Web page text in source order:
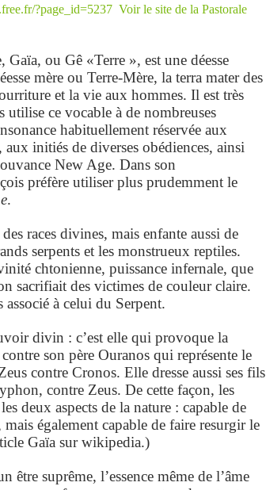
?page_id=5237 Voir le site de la Pastorale
ou Gê «Terre », est une déesse
mère ou Terre-Mère, la terra mater des
et la vie aux hommes. Il est très
utilise ce vocable à de nombreuses
habituellement réservée aux
initiés de diverses obédiences, ainsi
New Age. Dans son
préfère utiliser plus prudemment le
.
races divines, mais enfante aussi de
serpents et les monstrueux reptiles.
chtonienne, puissance infernale, que
sacrifiait des victimes de couleur claire.
à celui du Serpent.
divin : c’est elle qui provoque la
son père Ouranos qui représente le
contre Cronos. Elle dresse aussi ses fils
contre Zeus. De cette façon, les
deux aspects de la nature : capable de
également capable de faire resurgir le
Gaïa sur wikipedia.)
être suprême, l’essence même de l’âme